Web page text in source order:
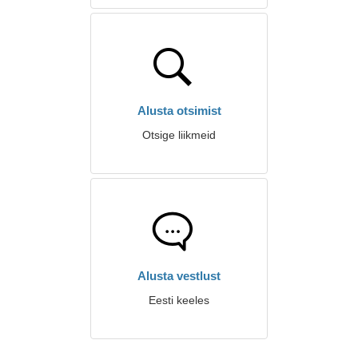
Alusta otsimist
Otsige liikmeid
Alusta vestlust
Eesti keeles